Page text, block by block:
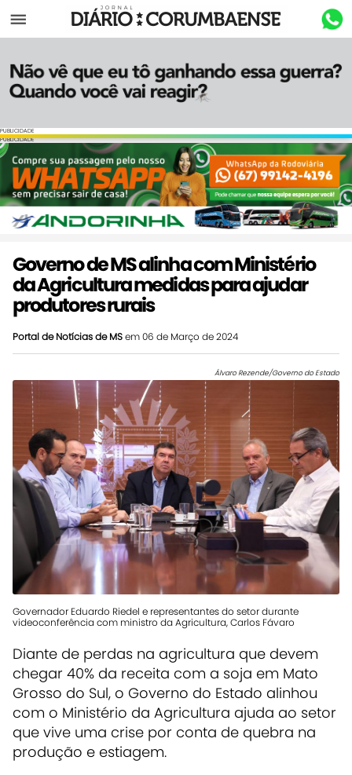
Menu
PUBLICIDADE
PUBLICIDADE
Governo de MS alinha com Ministério
da Agricultura medidas para ajudar
produtores rurais
Portal de Notícias de MSem 06 de Março de 2024
Álvaro Rezende/Governo do Estado
Governador Eduardo Riedel e representantes do setor durante
videoconferência com ministro da Agricultura, Carlos Fávaro
Diante de perdas na agricultura que devem
chegar 40% da receita com a soja em Mato
Grosso do Sul, o Governo do Estado alinhou
com o Ministério da Agricultura ajuda ao setor
que vive uma crise por conta de quebra na
produção e estiagem.